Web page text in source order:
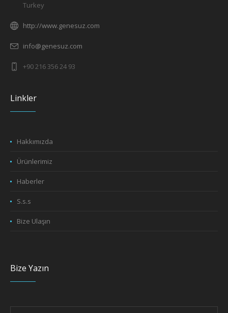
Turkey
http://www.genesuz.com
info@genesuz.com
+90 216 356 24 93
Linkler
Hakkımızda
Ürünlerimiz
Haberler
S.s.s
Bize Ulaşın
Bize Yazın